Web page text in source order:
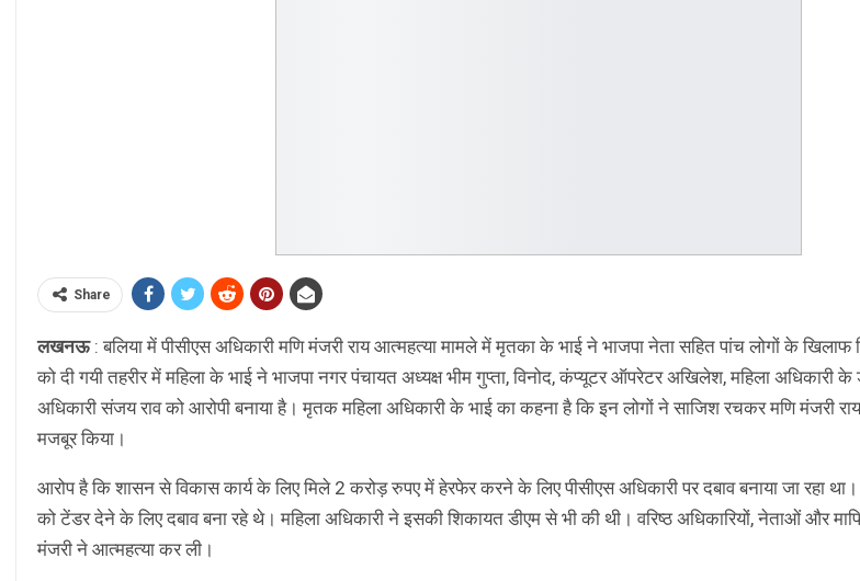
Share
लखनऊ: बलिया में पीसीएस अधिकारी मणि मंजरी राय आत्महत्या मामले में मृतका के भाई ने भाजपा नेता सहित पांच लोगों के खिलाफ
को दी गयी तहरीर में महिला के भाई ने भाजपा नगर पंचायत अध्यक्ष भीम गुप्ता, विनोद, कंप्यूटर ऑपरेटर अखिलेश, महिला अधिकारी के
अधिकारी संजय राव को आरोपी बनाया है। मृतक महिला अधिकारी के भाई का कहना है कि इन लोगों ने साजिश रचकर मणि मंजरी
मजबूर किया।
आरोप है कि शासन से विकास कार्य के लिए मिले 2 करोड़ रुपए में हेरफेर करने के लिए पीसीएस अधिकारी पर दबाव बनाया जा रहा
को टेंडर देने के लिए दबाव बना रहे थे। महिला अधिकारी ने इसकी शिकायत डीएम से भी की थी। वरिष्ठ अधिकारियों, नेताओं और
मंजरी ने आत्महत्या कर ली।